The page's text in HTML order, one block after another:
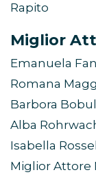
Rapito
Miglior
Emanuela
Romana
Barbora
Alba
Isabella
Miglior Attore